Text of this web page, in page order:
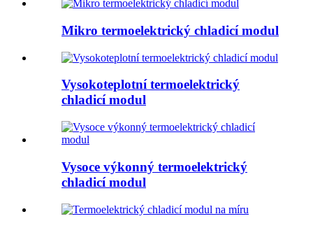
Mikro termoelektrický chladicí modul
Vysokoteplotní termoelektrický
chladicí modul
Vysoce výkonný termoelektrický
chladicí modul